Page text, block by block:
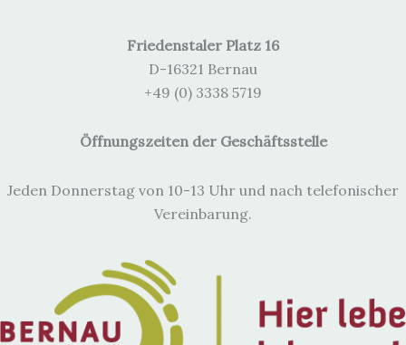
Friedenstaler Platz 16
D-16321 Bernau
+49 (0) 3338 5719
Öffnungszeiten der Geschäftsstelle
Jeden Donnerstag von 10-13 Uhr und nach telefonischer
Vereinbarung.